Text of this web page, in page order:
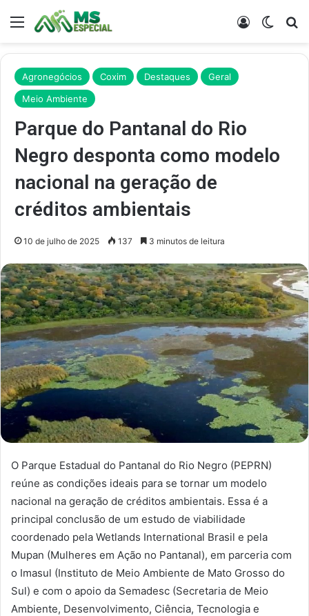
Menu Entrar
Agronegócios Coxim Destaques
Geral
Meio Ambiente
Parque do Pantanal do Rio
Negro desponta como modelo
nacional na geração de
créditos ambientais
10 de julho de 2025 137 3 minutos de leitura
O Parque Estadual do Pantanal do Rio Negro (PEPRN)
reúne as condições ideais para se tornar um modelo
nacional na geração de créditos ambientais. Essa é a
principal conclusão de um estudo de viabilidade
coordenado pela Wetlands International Brasil e pela
Mupan (Mulheres em Ação no Pantanal), em parceria com
o Imasul (Instituto de Meio Ambiente de Mato Grosso do
Sul) e com o apoio da Semadesc (Secretaria de Meio
Ambiente, Desenvolvimento, Ciência, Tecnologia e